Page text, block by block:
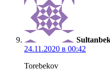
24.11.2020 в 00:42
Torebekov